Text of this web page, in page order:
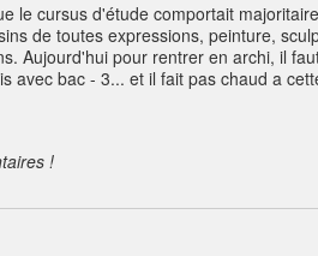
le cursus d'étude comportait
de toutes expressions, peinture,
Aujourd'hui pour rentrer en archi, il
avec bac - 3... et il fait pas chaud a
!